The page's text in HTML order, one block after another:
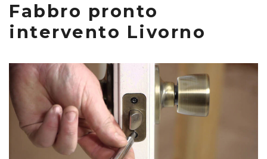
Fabbro pronto
intervento Livorno